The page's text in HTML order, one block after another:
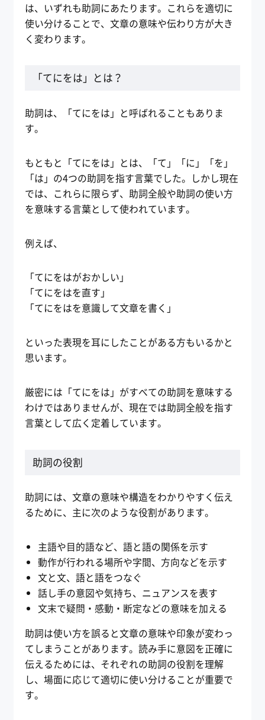
は、いずれも助詞にあたります。これらを適切に
使い分けることで、文章の意味や伝わり方が大き
く変わります。
「てにをは」とは？
助詞は、「てにをは」と呼ばれることもありま
す。
もともと「てにをは」とは、「て」「に」「を」
「は」の4つの助詞を指す言葉でした。しかし現在
では、これらに限らず、助詞全般や助詞の使い方
を意味する言葉として使われています。
例えば、
「てにをはがおかしい」
「てにをはを直す」
「てにをはを意識して文章を書く」
といった表現を耳にしたことがある方もいるかと
思います。
厳密には「てにをは」がすべての助詞を意味する
わけではありませんが、現在では助詞全般を指す
言葉として広く定着しています。
助詞の役割
助詞には、文章の意味や構造をわかりやすく伝え
るために、主に次のような役割があります。
主語や目的語など、語と語の関係を示す
動作が行われる場所や字間、方向などを示す
文と文、語と語をつなぐ
話し手の意図や気持ち、ニュアンスを表す
文末で疑問・感動・断定などの意味を加える
助詞は使い方を誤ると文章の意味や印象が変わっ
てしまうことがあります。読み手に意図を正確に
伝えるためには、それぞれの助詞の役割を理解
し、場面に応じて適切に使い分けることが重要で
す。